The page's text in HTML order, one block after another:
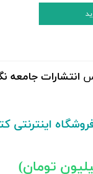
انتشارات جامعه
اینترنتی